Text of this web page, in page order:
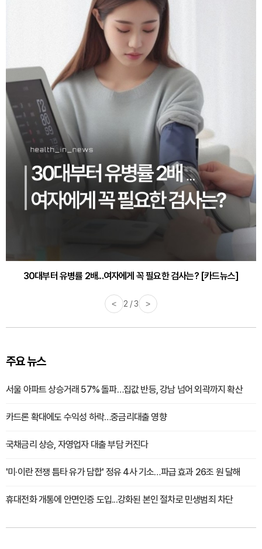
30대부터 유병률 2배...여자에게 꼭 필요한 검사는? [카드뉴스]
감기·독감 예방하고 면역력 높이는 4가지 영양제 [카드뉴스]
< 2 / 3 >
주요 뉴스
서울 아파트 상승거래 57% 돌파…집값 반등, 강남 넘어 외곽까지 확산
카드론 확대에도 수익성 하락…중금리대출 영향
국채금리 상승, 자영업자 대출 부담 커진다
'미·이란 전쟁 틈타 유가 담합' 정유 4사 기소…파급 효과 26조 원 달해
휴대전화 개통에 안면인증 도입...강화된 본인 절차로 민생범죄 차단